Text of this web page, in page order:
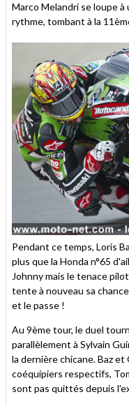
Marco Melandri se loupe
rythme, tombant à la
Pendant ce temps, Loris
plus que la Honda n°65
Johnny mais le tenace
tente à nouveau sa
et le passe !
Au 9ème tour, le duel
parallèlement à Sylvain
la dernière chicane. Baz
coéquipiers respectifs,
sont pas quittés depuis